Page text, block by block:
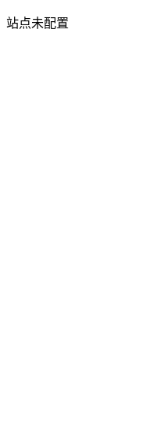
站点未配置